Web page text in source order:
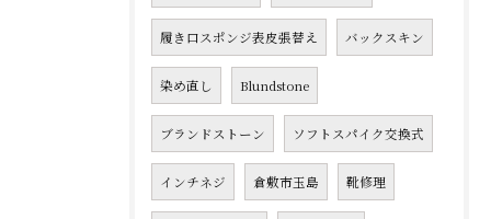
履き口スポンジ表皮張替え バックスキン
染め直し Blundstone
ブランドストーン ソフトスパイク交換式
インチネジ 倉敷市玉島 靴修理